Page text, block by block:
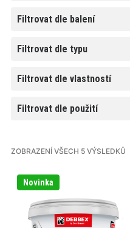
Filtrovat dle balení
Filtrovat dle typu
Filtrovat dle vlastností
Filtrovat dle použití
ZOBRAZENÍ VŠECH 5 VÝSLEDKŮ
Novinka
Tento
produkt
více
variant.